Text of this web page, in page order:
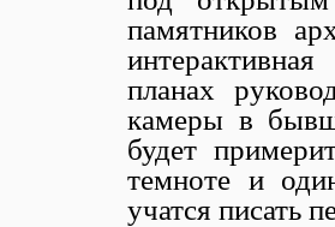
памятников
планах
камеры в
будет
темноте и
учатся писать